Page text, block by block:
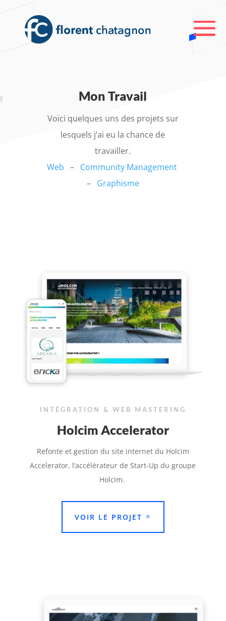
Mon Travail
Voici quelques uns des projets sur
lesquels j’ai eu la chance de
travailler.
Web – Community Management
– Graphisme
INTÉGRATION & WEB MASTERING
Holcim Accelerator
Refonte et gestion du site internet du Holcim
Accelerator, l’accélérateur de Start-Up du groupe
Holcim.
VOIR LE PROJET